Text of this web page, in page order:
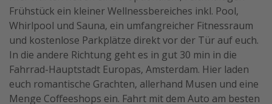
Frühstück ein kleiner Wellnessbereiches inkl. Pool,
Whirlpool und Sauna, ein umfangreicher Fitnessraum
und kostenlose Parkplätze direkt vor der Tür auf euch.
In die andere Richtung geht es in gut 30 min in die
Fahrrad-Hauptstadt Europas, Amsterdam. Hier laden
euch romantische Grachten, allerhand Musen und eine
Menge Coffeeshops ein. Fahrt mit dem Auto am besten